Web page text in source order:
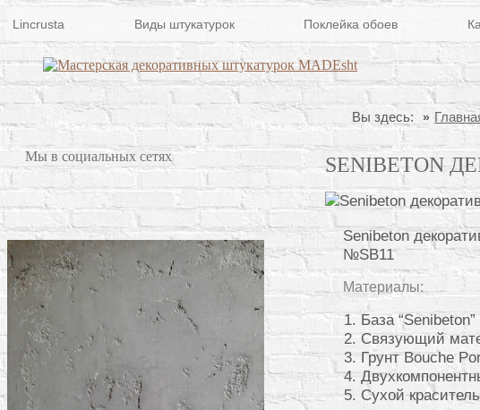
Lincrusta Виды штукатурок Поклейка обоев
Вы здесь:
SENIBETON
Senibeton
№SB11
Материалы:
База “Senibeton”
Связующий
Грунт Bouche
Сухой
Мы в социальных сетях